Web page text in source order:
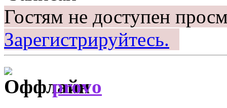
Гостям не доступен
Зарегистрируйтесь.
provo